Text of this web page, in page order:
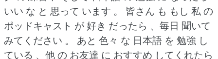
いい な と 思って います 。
皆さん も もし 私 の
ポッドキャスト が 好き だったら 、毎日 聞いて
みてください 。
あと 色々 な 日本語 を 勉強 し
ている 、他 の お友達 に おすすめ してくれたら